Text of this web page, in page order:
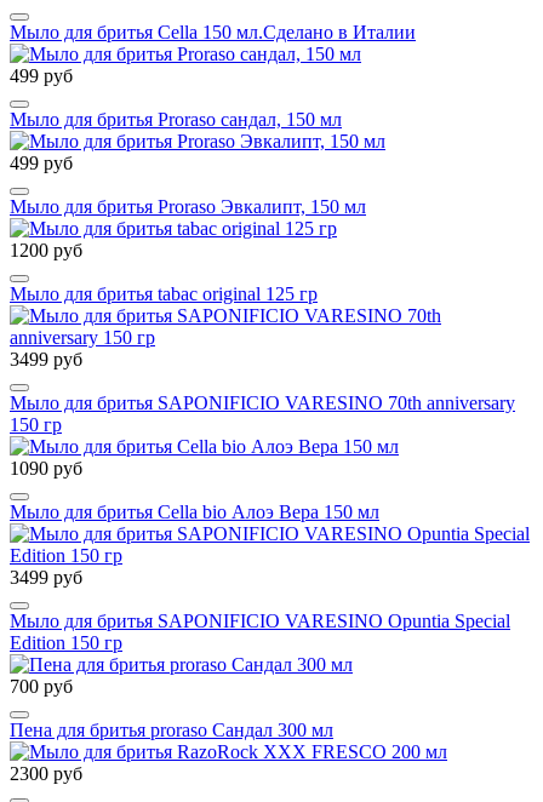
Мыло для бритья Cella 150 мл.Сделано в Италии
499 руб
Мыло для бритья Proraso сандал, 150 мл
499 руб
Мыло для бритья Proraso Эвкалипт, 150 мл
1200 руб
Мыло для бритья tabac original 125 гр
3499 руб
Мыло для бритья SAPONIFICIO VARESINO 70th anniversary
150 гр
1090 руб
Мыло для бритья Cella bio Алоэ Вера 150 мл
3499 руб
Мыло для бритья SAPONIFICIO VARESINO Opuntia Special
Edition 150 гр
700 руб
Пена для бритья proraso Сандал 300 мл
2300 руб